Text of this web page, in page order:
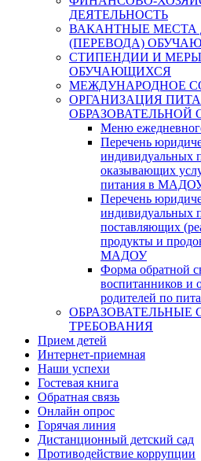
ДЕЯТЕЛЬНОСТЬ
ВАКАНТНЫЕ МЕСТА
(ПЕРЕВОДА)
СТИПЕНДИИ И
ОБУЧАЮЩИХСЯ
МЕЖДУНАРОДНОЕ
ОРГАНИЗАЦИЯ
ОБРАЗОВАТЕЛЬНОЙ
Меню
Перечень
индивидуальных
оказывающих
питания в
Перечень
индивидуальных
поставляющих
продукты и
МАДОУ
Форма обратной
воспитанников и
родителей по
ОБРАЗОВАТЕЛЬНЫЕ
ТРЕБОВАНИЯ
Прием детей
Интернет-приемная
Наши успехи
Гостевая книга
Обратная связь
Онлайн опрос
Горячая линия
Дистанционный детский сад
Противодействие коррупции